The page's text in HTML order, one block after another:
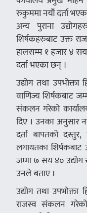
रुकुममा नयाँ दर्ता
अन्य पुराना
शिर्षकहरुबाट उक्त
हालसम्म १ हजार ४
दर्ता भएका छन् ।
उद्योग तथा
वाणिज्य शिर्षकबाट
संकलन गरेको
दिए । उनका अनुसार
दर्ता बापतको
लगायतका
जम्मा ७ सय ४० उद्योग
उनले बताए ।
उद्योग तथा
राजस्व संकलन